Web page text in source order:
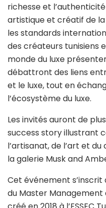
richesse et
artistique et créatif de
les standards
des créateurs tunisiens
monde du luxe
débattront des liens
et le luxe, tout en
l’écosystème du luxe.
Les invités auront de
success story illustrant
l’artisanat, de l’art et
la galerie Musk and
Cet événement
du Master Management